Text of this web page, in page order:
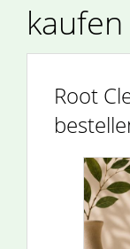
kaufen
Root